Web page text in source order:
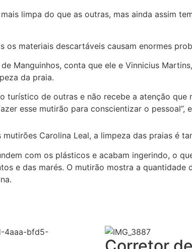
limpa do que as outras, mas ainda assim
os materiais descartáveis causam enormes
Manguinhos, conta que ele e Vinnicius
da praia.
turístico de outras e não recebe a atenção
esse mutirão para conscientizar o pessoal”,
Carolina Leal, a limpeza das praias é
com os plásticos e acabam ingerindo, o
e das marés. O mutirão mostra a